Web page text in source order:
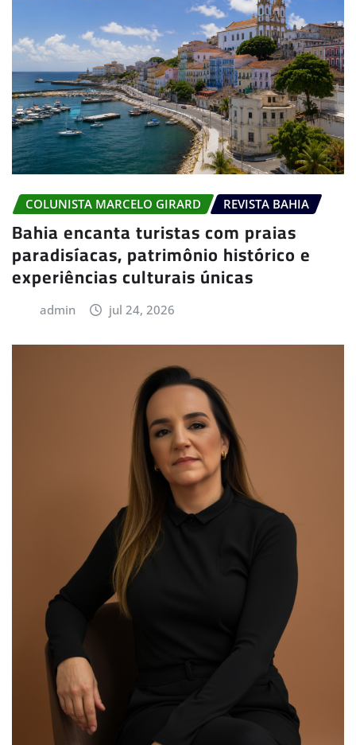
COLUNISTA MARCELO GIRARD REVISTA BAHIA
Bahia encanta turistas com praias
paradisíacas, patrimônio histórico e
experiências culturais únicas
admin jul 24, 2026